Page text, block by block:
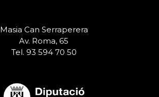
Masia Can Serraperera
Av. Roma, 65
Tel. 93 594 70 50